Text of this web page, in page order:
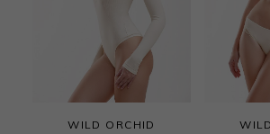
WILD ORCHID